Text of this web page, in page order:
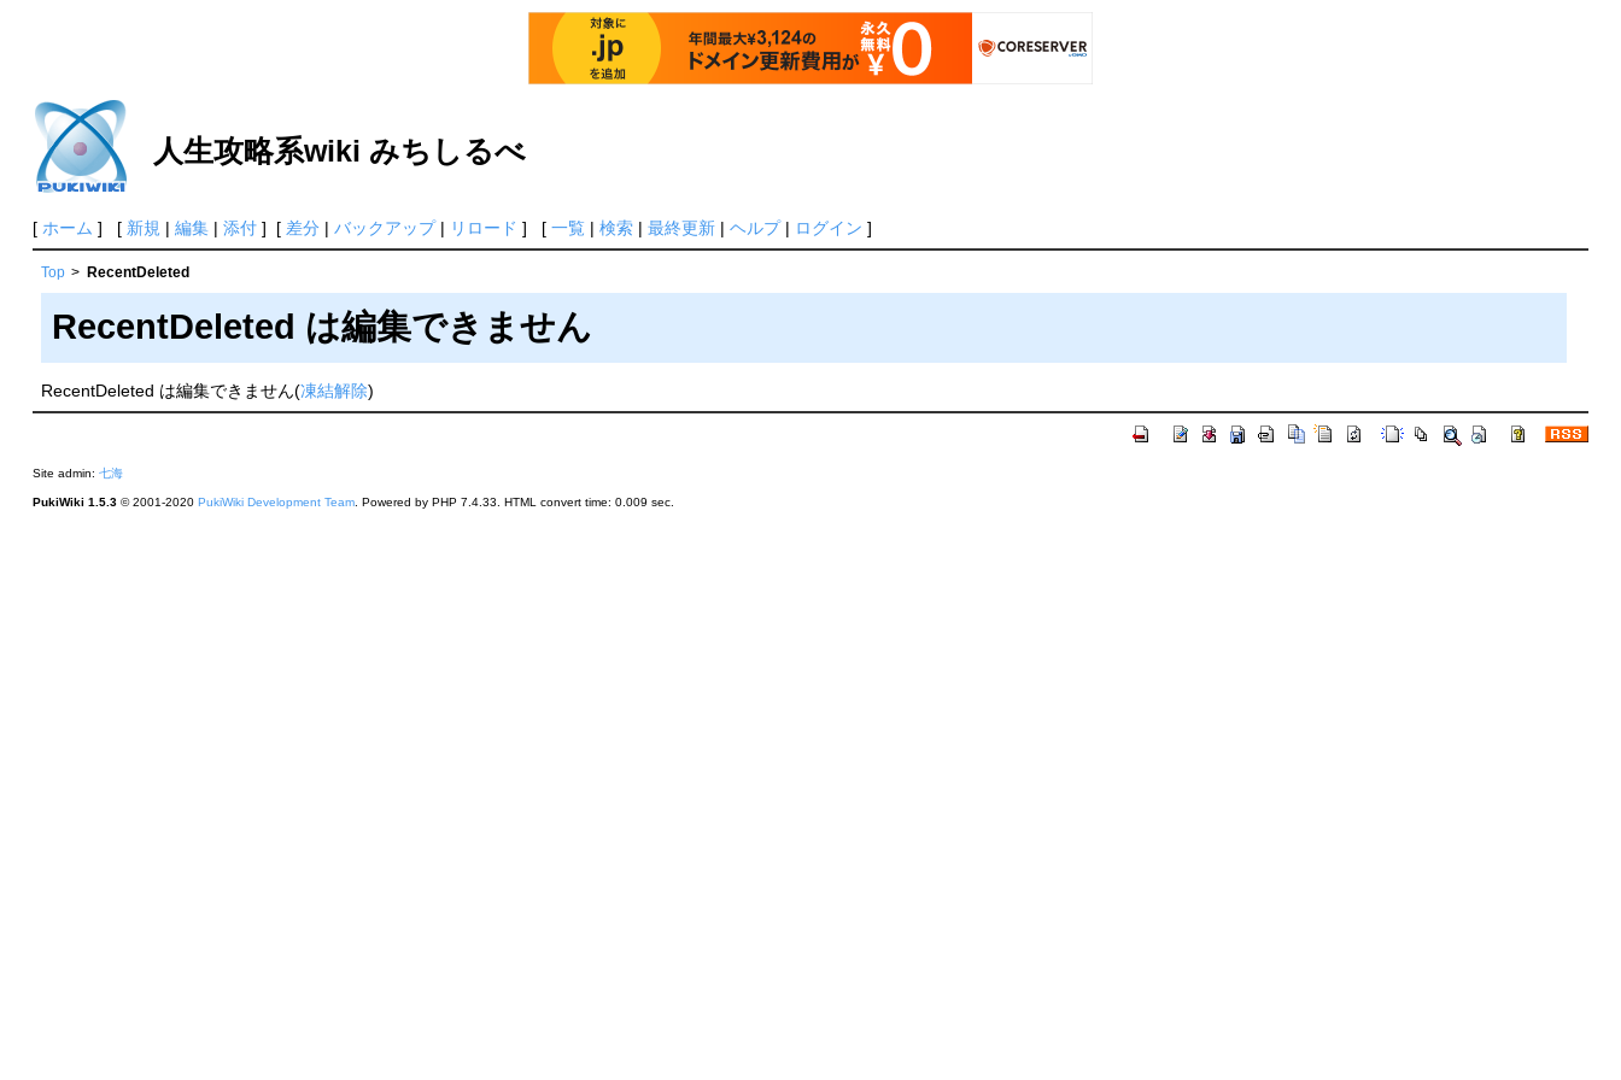
人生攻略系wiki みちしるべ
[ ホーム ] [ 新規 | 編集| 添付] [ 差分| バックアップ| リロード ] [ 一覧| 検索| 最終更新| ヘルプ| ログイン ]
Top > RecentDeleted
RecentDeleted は編集できません
RecentDeleted は編集できません(凍結解除)
Site admin: 七海
PukiWiki 1.5.3© 2001-2020 PukiWiki Development Team. Powered by PHP 7.4.33. HTML convert time: 0.009 sec.